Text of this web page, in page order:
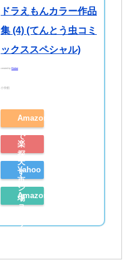
ドラえもんカラー作品
集 (4) (てんとう虫コミ
ックススペシャル)
created byRinker
小学館
Amazon
で
探
す
楽
天
市
場
Yahoo
シ
ョ
ッ
ン
Amazon